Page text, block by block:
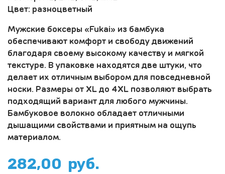
Цвет: разноцветный
Мужские боксеры «Fukai» из бамбука
обеспечивают комфорт и свободу движений
благодаря своему высокому качеству и мягкой
текстуре. В упаковке находятся две штуки, что
делает их отличным выбором для повседневной
носки. Размеры от XL до 4XL позволяют выбрать
подходящий вариант для любого мужчины.
Бамбуковое волокно обладает отличными
дышащими свойствами и приятным на ощупь
материалом.
282,00 руб.